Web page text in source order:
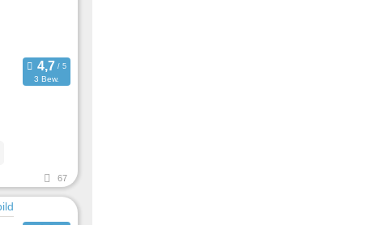
3 Bew.
67